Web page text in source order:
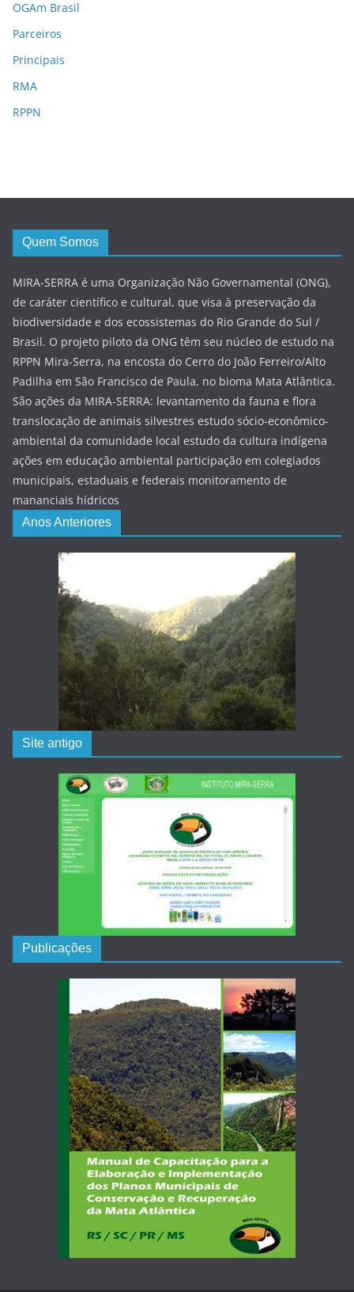
OGAm Brasil
Parceiros
Principais
RMA
RPPN
Quem Somos
MIRA-SERRA é uma Organização Não Governamental (ONG),
de caráter científico e cultural, que visa à preservação da
biodiversidade e dos ecossistemas do Rio Grande do Sul /
Brasil. O projeto piloto da ONG têm seu núcleo de estudo na
RPPN Mira-Serra, na encosta do Cerro do João Ferreiro/Alto
Padilha em São Francisco de Paula, no bioma Mata Atlântica.
São ações da MIRA-SERRA: levantamento da fauna e flora
translocação de animais silvestres estudo sócio-econômico-
ambiental da comunidade local estudo da cultura indígena
ações em educação ambiental participação em colegiados
municipais, estaduais e federais monitoramento de
mananciais hídricos
Anos Anteriores
Site antigo
Publicações